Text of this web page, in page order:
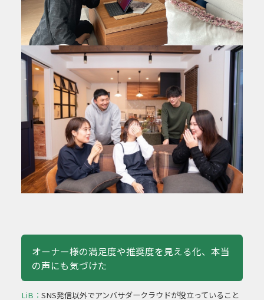
オーナー様の満足度や推奨度を見える化、本当
の声にも気づけた
LiB： SNS発信以外でアンバサダークラウドが役立っていること